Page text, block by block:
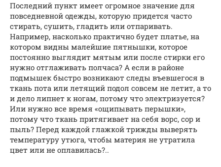
Последний пункт имеет огромное значение для
повседневной одежды, которую придется часто
стирать, сушить, гладить или отпаривать.
Например, насколько практично будет платье, на
котором видны малейшие пятнышки, которое
постоянно выглядит мятым или после стирки его
нужно отглаживать полчаса? А если в районе
подмышек быстро возникают следы въевшегося в
ткань пота или летящий подол совсем не летит, а то
и дело липнет к ногам, потому что электризуется?
Или нужно все время «ощипывать перышки»,
потому что ткань притягивает на себя ворс, сор и
пыль? Перед каждой глажкой трижды выверять
температуру утюга, чтобы материя не утратила
цвет или не оплавилась?..